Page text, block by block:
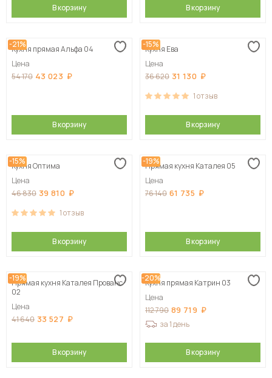
В корзину В корзину
-21%
Кухня прямая Альфа 04
Цена
54 170 43 023
В корзину
-15%
Кухня Ева
Цена
36 620 31 130
1отзыв
В корзину
-15%
Кухня Оптима
Цена
46 830 39 810
1отзыв
В корзину
-19%
Прямая кухня Каталея 05
Цена
76 140 61 735
В корзину
-19%
Прямая кухня Каталея Прованс
02
Цена
41 640 33 527
В корзину
-20%
Кухня прямая Катрин 03
Цена
112 790 89 719
за 1 день
В корзину